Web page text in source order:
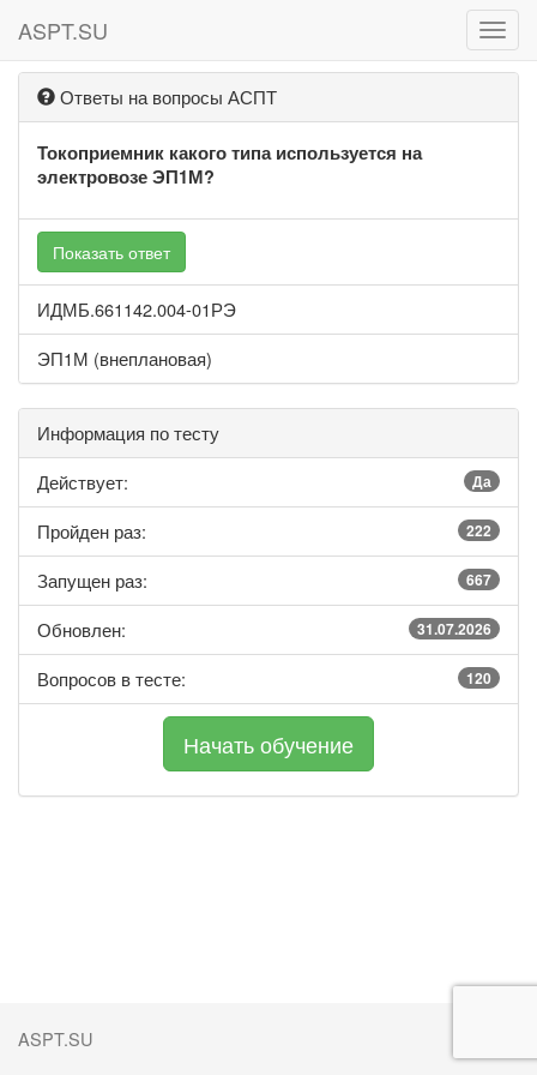
ASPT.SU
Ответы на вопросы АСПТ
Токоприемник какого типа используется на
электровозе ЭП1М?
Показать ответ
ИДМБ.661142.004-01РЭ
ЭП1М (внеплановая)
Информация по тесту
Действует:
Да
Пройден раз: 222
Запущен раз: 667
Обновлен: 31.07.2026
Вопросов в тесте: 120
ASPT.SU